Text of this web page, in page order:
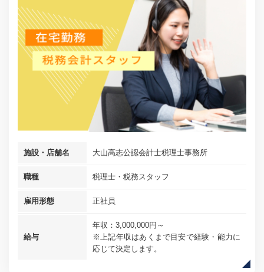
施設・店舗名 大山高志公認会計士税理士事務所
職種 税理士・税務スタッフ
雇用形態 正社員
給与
年収：3,000,000円～
※上記年収はあくまで目安で経験・能力に
応じて決定します。